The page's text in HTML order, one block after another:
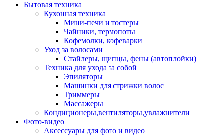
Бытовая техника
Кухонная техника
Мини-печи и тостеры
Чайники, термопоты
Кофемолки, кофеварки
Уход за волосами
Стайлеры, щипцы, фены (автоплойки)
Техника для ухода за собой
Эпиляторы
Машинки для стрижки волос
Триммеры
Массажеры
Кондиционеры,вентиляторы,увлажнители
Фото-видео
Аксессуары для фото и видео